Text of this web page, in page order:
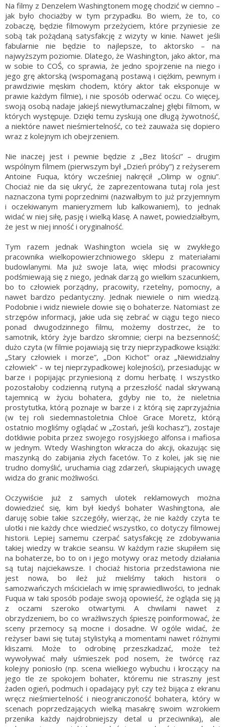
Na filmy z Denzelem Washingtonem mogę chodzić w ciemno –
jak było chociażby w tym przypadku. Bo wiem, że to, co
zobaczę, będzie filmowym przeżyciem, które przyniesie ze
sobą tak pożądaną satysfakcję z wizyty w kinie. Nawet jeśli
fabularnie nie będzie to najlepsze, to aktorsko – na
najwyższym poziomie. Dlatego, że Washington, jako aktor, ma
w sobie to COŚ, co sprawia, że jedno spojrzenie na niego i
jego grę aktorską (wspomaganą postawą i ciężkim, pewnym i
prawdziwie męskim chodem, który aktor tak eksponuje w
prawie każdym filmie), i nie sposób oderwać oczu. Co więcej,
swoją osobą nadaje jakiejś niewytłumaczalnej głębi filmom, w
których występuje. Dzięki temu zyskują one długą żywotność,
a niektóre nawet nieśmiertelność, co też zauważa się dopiero
wraz z kolejnym ich obejrzeniem.
Nie inaczej jest i pewnie będzie z „Bez litości” – drugim
wspólnym filmem (pierwszym był „Dzień próby”) z reżyserem
Antoine Fuqua, który wcześniej nakręcił „Olimp w ogniu”.
Chociaż nie da się ukryć, że zaprezentowana tutaj rola jest
naznaczona tymi poprzednimi (nazwałbym to już przyjemnym
i oczekiwanym manieryzmem lub kalkowaniem), to jednak
widać w niej siłę, pasję i wielką klasę. A nawet, powiedziałbym,
że jest w niej inność i oryginalność.
Tym razem jednak Washington wciela się w zwykłego
pracownika wielkopowierzchniowego sklepu z materiałami
budowlanymi. Ma już swoje lata, więc młodsi pracownicy
podśmiewają się z niego, jednak darzą go wielkim szacunkiem,
bo to człowiek porządny, pracowity, rzetelny, pomocny, a
nawet bardzo pedantyczny. Jednak niewiele o nim wiedzą.
Podobnie i widz niewiele dowie się o bohaterze. Natomiast ze
strzępów informacji, jakie uda się zebrać w ciągu tego nieco
ponad dwugodzinnego filmu, możemy dostrzec, że to
samotnik, który żyje bardzo skromnie; cierpi na bezsenność;
dużo czyta (w filmie pojawiają się trzy nieprzypadkowe książki:
„Stary człowiek i morze”, „Don Kichot” oraz „Niewidzialny
człowiek” - w tej nieprzypadkowej kolejności), przesiadując w
barze i popijając przyniesioną z domu herbatę. I wszystko
pozostałoby codzienną rutyną a przeszłość nadal skrywaną
tajemnicą w życiu bohatera, gdyby nie to, że nieletnia
prostytutka, którą poznaje w barze i z którą się zaprzyjaźnia
(w tej roli siedemnastoletnia Chloë Grace Moretz, którą
ostatnio mogliśmy oglądać w „Zostań, jeśli kochasz”), zostaje
dotkliwie pobita przez swojego rosyjskiego alfonsa i mafiosa
w jednym. Wtedy Washington wkracza do akcji, okazując się
maszynką do zabijania złych facetów. To z kolei, jak się nie
trudno domyślić, uruchamia ciąg zdarzeń, skupiających uwagę
widza do granic możliwości.
Oczywiście już z samych ulotek reklamowych można
dowiedzieć się, kim był kiedyś bohater Washingtona, ale
daruję sobie takie szczegóły, wierząc, że nie każdy czyta te
ulotki i nie każdy chce wiedzieć wszystko, co dotyczy filmowej
historii. Lepiej samemu czerpać satysfakcję ze zdobywania
takiej wiedzy w trakcie seansu. W każdym razie skupiłem się
na bohaterze, bo to on i jego motywy oraz metody działania
są tutaj najciekawsze. I chociaż historia przedstawiona nie
jest nowa, bo ileż już mieliśmy takich historii o
samozwańczych mścicielach w imię sprawiedliwości, to jednak
Fuqua w taki sposób podaje swoją opowieść, że ogląda się ją
z oczami szeroko otwartymi. A chwilami nawet z
obrzydzeniem, bo co wrażliwszych śpieszę poinformować, że
sceny przemocy są mocne i dosadne. W ogóle widać, że
reżyser bawi się tutaj stylistyką a momentami nawet różnymi
kliszami. Może to odrobinę przeszkadzać, może też
wywoływać mały uśmieszek pod nosem, że twórcę raz
kolejny poniosło (np. scena wielkiego wybuchu i kroczący na
jego tle ze spokojem bohater, któremu nie straszny jest
żaden ogień, podmuch i opadający pył; czy też bijąca z ekranu
wręcz nieśmiertelność i nieograniczoność bohatera, który w
scenach poprzedzających wielką masakrę swoim wzrokiem
przenika każdy najdrobniejszy detal u przeciwnika), ale